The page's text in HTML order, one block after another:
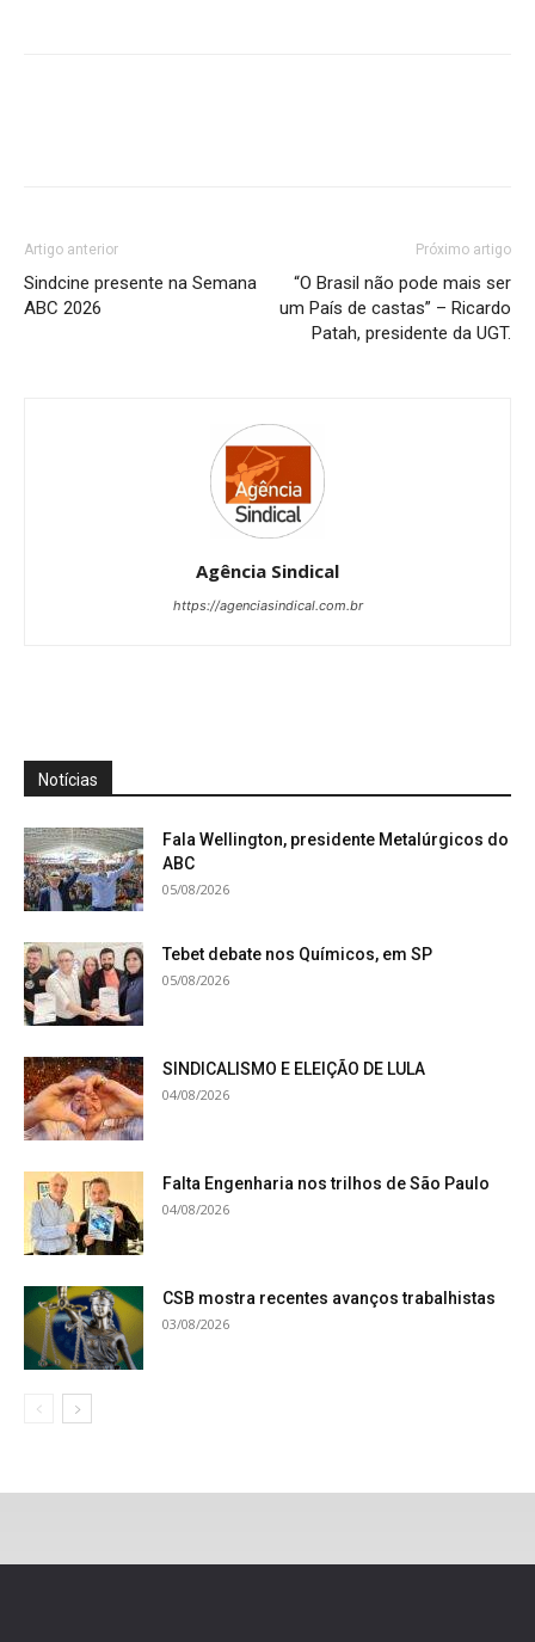
Artigo anterior
Sindcine presente na Semana
ABC 2026
Próximo artigo
“O Brasil não pode mais ser
um País de castas” – Ricardo
Patah, presidente da UGT.
Agência Sindical
https://agenciasindical.com.br
Notícias
Fala Wellington, presidente Metalúrgicos do
ABC
05/08/2026
Tebet debate nos Químicos, em SP
05/08/2026
SINDICALISMO E ELEIÇÃO DE LULA
04/08/2026
Falta Engenharia nos trilhos de São Paulo
04/08/2026
CSB mostra recentes avanços trabalhistas
03/08/2026